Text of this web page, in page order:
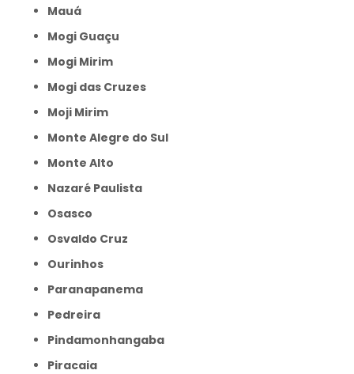
Mauá
Mogi Guaçu
Mogi Mirim
Mogi das Cruzes
Moji Mirim
Monte Alegre do Sul
Monte Alto
Nazaré Paulista
Osasco
Osvaldo Cruz
Ourinhos
Paranapanema
Pedreira
Pindamonhangaba
Piracaia